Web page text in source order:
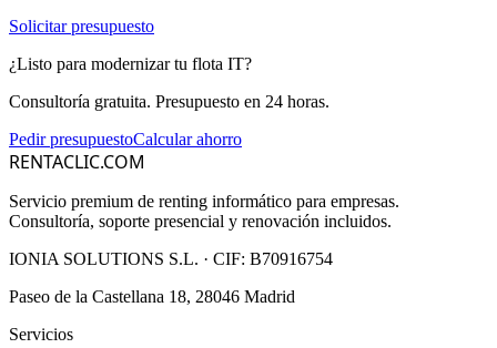
Solicitar presupuesto
¿Listo para modernizar tu flota IT?
Consultoría gratuita. Presupuesto en 24 horas.
Pedir presupuestoCalcular ahorro
RENTACLIC.COM
Servicio premium de renting informático para empresas.
Consultoría, soporte presencial y renovación incluidos.
IONIA SOLUTIONS S.L. · CIF: B70916754
Paseo de la Castellana 18, 28046 Madrid
Servicios